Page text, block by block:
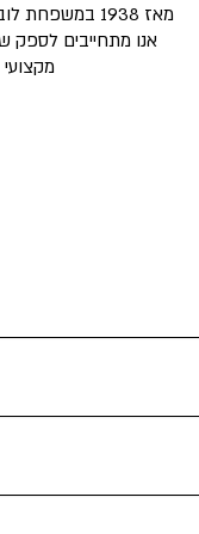
מאז 1938
אנו מתחייבים לספק